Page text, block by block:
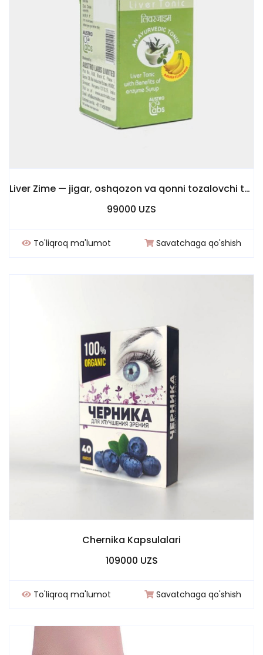
Liver Zime — jigar, oshqozon va qonni tozalovchi tabiiy sirop
99000 UZS
To'liqroq ma'lumot Savatchaga qo'shish
Chernika Kapsulalari
109000 UZS
To'liqroq ma'lumot Savatchaga qo'shish